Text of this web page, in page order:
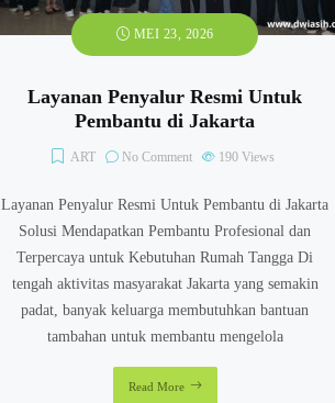
MEI 23, 2026
Layanan Penyalur Resmi Untuk
Pembantu di Jakarta
ART No Comment 190 Views
Layanan Penyalur Resmi Untuk Pembantu di Jakarta
Solusi Mendapatkan Pembantu Profesional dan
Terpercaya untuk Kebutuhan Rumah Tangga Di
tengah aktivitas masyarakat Jakarta yang semakin
padat, banyak keluarga membutuhkan bantuan
tambahan untuk membantu mengelola
Read More